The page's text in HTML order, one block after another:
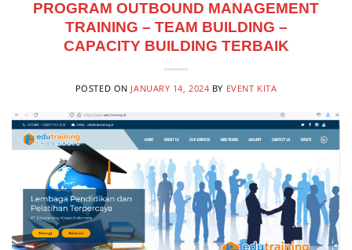
PROGRAM OUTBOUND MANAGEMENT
TRAINING – TEAM BUILDING –
CAPACITY BUILDING TERBAIK
POSTED ON JANUARY 14, 2024 BY EVENT KITA